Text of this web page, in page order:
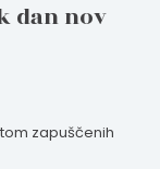
dan nov
zapuščenih